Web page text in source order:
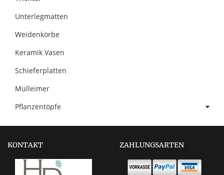
Unterlegmatten
Weidenkörbe
Keramik Vasen
Schieferplatten
Mülleimer
Pflanzentöpfe
KONTAKT ZAHLUNGSARTEN